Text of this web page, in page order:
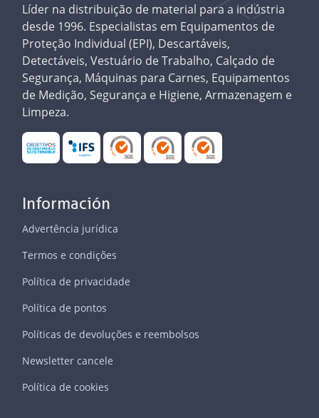
Líder na distribuição de material para a indústria
desde 1996. Especialistas em Equipamentos de
Proteção Individual (EPI), Descartáveis,
Detectáveis, Vestuário de Trabalho, Calçado de
Segurança, Máquinas para Carnes, Equipamentos
de Medição, Segurança e Higiene, Armazenagem e
Limpeza.
Información
Advertência jurídica
Termos e condições
Política de privacidade
Política de pontos
Políticas de devoluções e reembolsos
Newsletter cancele
Política de cookies